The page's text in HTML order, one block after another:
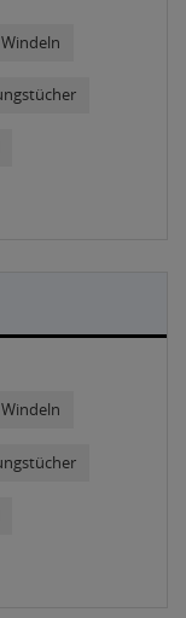
Windeln
Windeln